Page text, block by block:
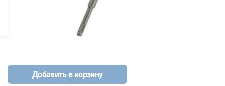
Добавить в корзину